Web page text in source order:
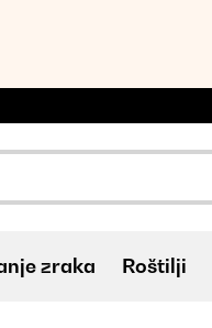
zraka Roštilji